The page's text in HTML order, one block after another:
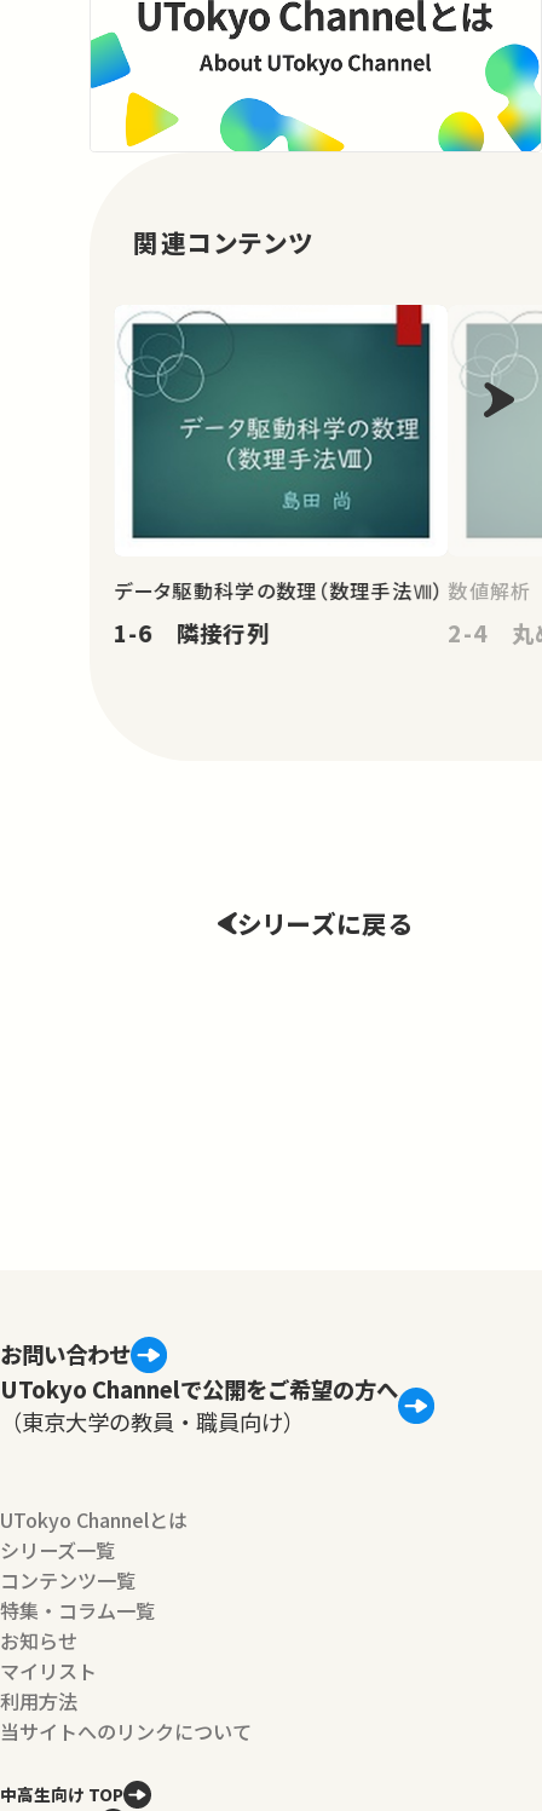
関連コンテンツ
データ駆動科学の数理（数理手法Ⅷ）
1-6 隣接行列
数値解析
2-4 丸
シリーズに戻る
お問い合わせ
UTokyo Channelで公開をご希望の方へ
（東京大学の教員・職員向け）
UTokyo Channelとは
シリーズ一覧
コンテンツ一覧
特集・コラム一覧
お知らせ
マイリスト
利用方法
当サイトへのリンクについて
中高生向け TOP